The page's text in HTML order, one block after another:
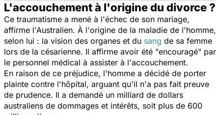
L'accouchement à l'origine du divorce ?
Ce traumatisme a mené à l'échec de son mariage,
affirme l'Australien. À l'origine de la maladie de l'homme,
selon lui : la vision des organes et du sang de sa femme
lors de la césarienne. Il affirme avoir été "encouragé" par
le personnel médical à assister à l'accouchement.
En raison de ce préjudice, l'homme a décidé de porter
plainte contre l'hôpital, arguant qu'il n'a pas fait preuve
de prudence. Il a demandé un milliard de dollars
australiens de dommages et intérêts, soit plus de 600